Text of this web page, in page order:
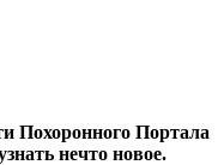
Похоронного Портала
нечто новое.